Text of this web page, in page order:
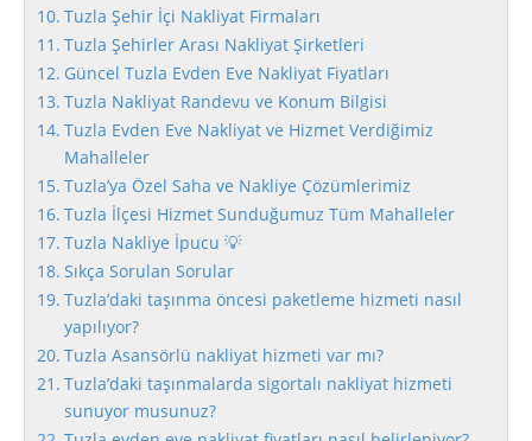
Tuzla Şehir İçi Nakliyat Firmaları
Tuzla Şehirler Arası Nakliyat Şirketleri
Güncel Tuzla Evden Eve Nakliyat Fiyatları
Tuzla Nakliyat Randevu ve Konum Bilgisi
Tuzla Evden Eve Nakliyat ve Hizmet Verdiğimiz
Mahalleler
Tuzla’ya Özel Saha ve Nakliye Çözümlerimiz
Tuzla İlçesi Hizmet Sunduğumuz Tüm Mahalleler
Tuzla Nakliye İpucu 💡
Sıkça Sorulan Sorular
Tuzla’daki taşınma öncesi paketleme hizmeti nasıl
yapılıyor?
Tuzla Asansörlü nakliyat hizmeti var mı?
Tuzla’daki taşınmalarda sigortalı nakliyat hizmeti
sunuyor musunuz?